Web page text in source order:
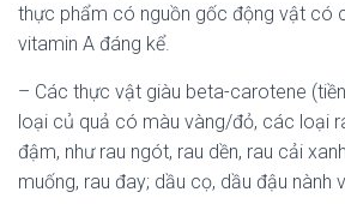
thực phẩm có nguồn gốc động vật có
vitamin A đáng kể.
– Các thực vật giàu beta-carotene
loại củ quả có màu vàng/đỏ, các loại
đậm, như rau ngót, rau dền, rau cải
muống, rau đay; dầu cọ, dầu đậu nành